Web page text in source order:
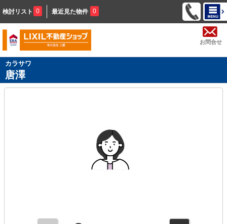
検討リスト 0 最近見た物件 0
お問合せ
カラサワ
唐澤